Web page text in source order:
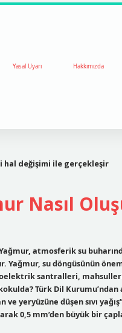
Yasal Uyarı Hakkımızda
hal değişimi ile gerçekleşir
Nasıl
atmosferik su
Yağmur, su döngüsünün
santralleri,
Türk Dil
ve yeryüzüne düşen sıvı
0,5 mm’den büyük bir